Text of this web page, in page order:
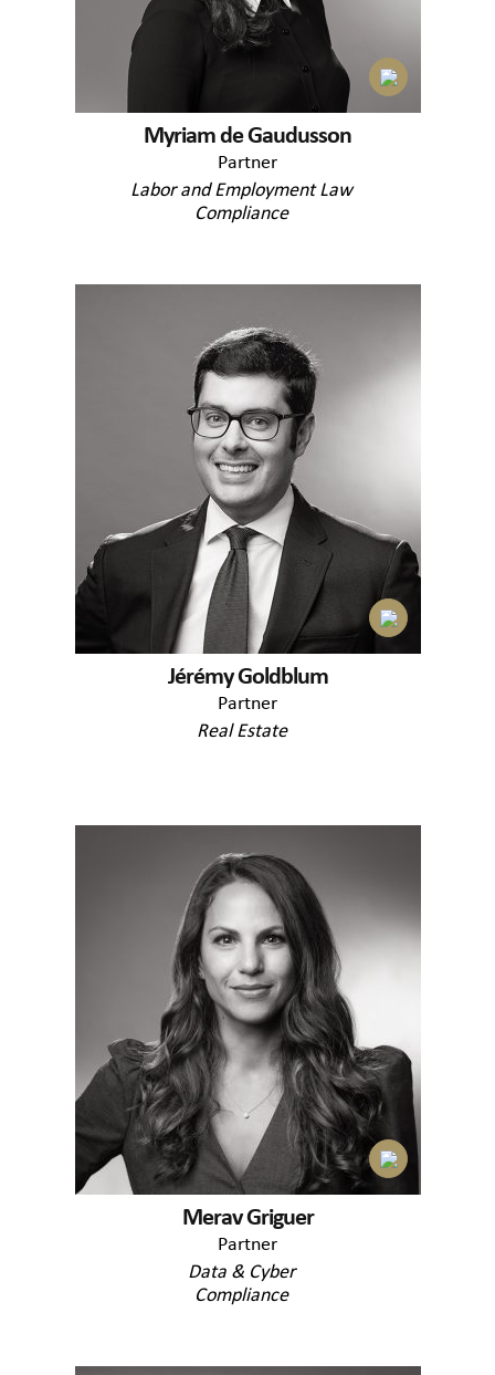
Myriam de Gaudusson
Partner
Labor and Employment Law
Compliance
Jérémy Goldblum
Partner
Real Estate
Merav Griguer
Partner
Data & Cyber
Compliance